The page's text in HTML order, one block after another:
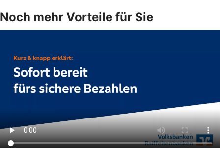
Noch mehr Vorteile für Sie